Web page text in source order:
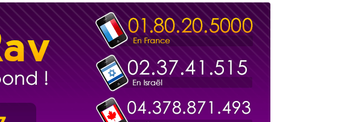
de perdre leur maman
de violences...